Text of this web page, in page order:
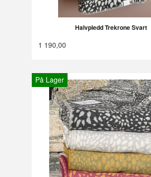
Halvpledd Trekrone Svart
1 190,00
På Lager